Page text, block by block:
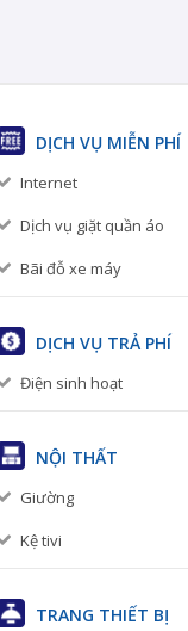
DỊCH VỤ MIỄN PHÍ
Internet
Dịch vụ giặt quần áo
Bãi đỗ xe máy
DỊCH VỤ TRẢ PHÍ
Điện sinh hoạt
NỘI THẤT
Giường
Kệ tivi
TRANG THIẾT BỊ